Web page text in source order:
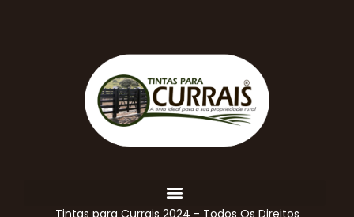
Tintas para Currais 2024 - Todos Os Direitos